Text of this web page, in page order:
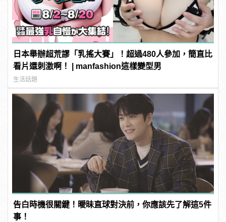
日本舉辦超荒謬「乳搖大賽」！超過480人參加，簡直比
看片還刺激啊！ | manfashion這樣變型男
生活話題
告白時機很關鍵！曖昧直球對決前，你應該先了解這5件
事！